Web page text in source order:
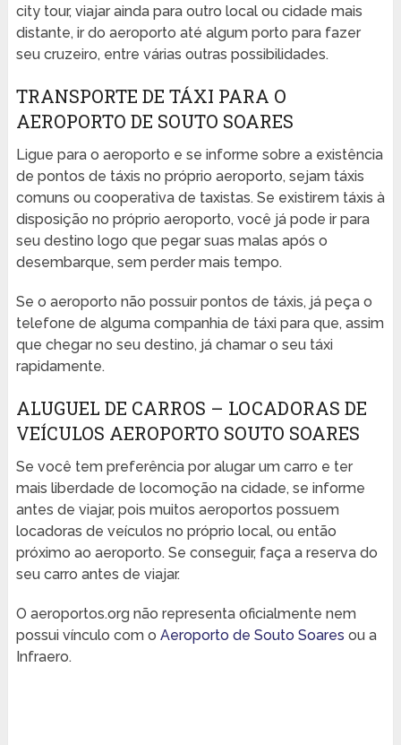
city tour, viajar ainda para outro local ou cidade mais
distante, ir do aeroporto até algum porto para fazer
seu cruzeiro, entre várias outras possibilidades.
TRANSPORTE DE TÁXI PARA O
AEROPORTO DE SOUTO SOARES
Ligue para o aeroporto e se informe sobre a existência
de pontos de táxis no próprio aeroporto, sejam táxis
comuns ou cooperativa de taxistas. Se existirem táxis à
disposição no próprio aeroporto, você já pode ir para
seu destino logo que pegar suas malas após o
desembarque, sem perder mais tempo.
Se o aeroporto não possuir pontos de táxis, já peça o
telefone de alguma companhia de táxi para que, assim
que chegar no seu destino, já chamar o seu táxi
rapidamente.
ALUGUEL DE CARROS – LOCADORAS DE
VEÍCULOS AEROPORTO SOUTO SOARES
Se você tem preferência por alugar um carro e ter
mais liberdade de locomoção na cidade, se informe
antes de viajar, pois muitos aeroportos possuem
locadoras de veículos no próprio local, ou então
próximo ao aeroporto. Se conseguir, faça a reserva do
seu carro antes de viajar.
O aeroportos.org não representa oficialmente nem
possui vínculo com o Aeroporto de Souto Soares ou a
Infraero.